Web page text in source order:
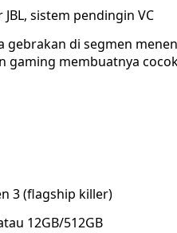
sistem pendingin VC
gebrakan di segmen
gaming membuatnya
3 (flagship killer)
12GB/512GB